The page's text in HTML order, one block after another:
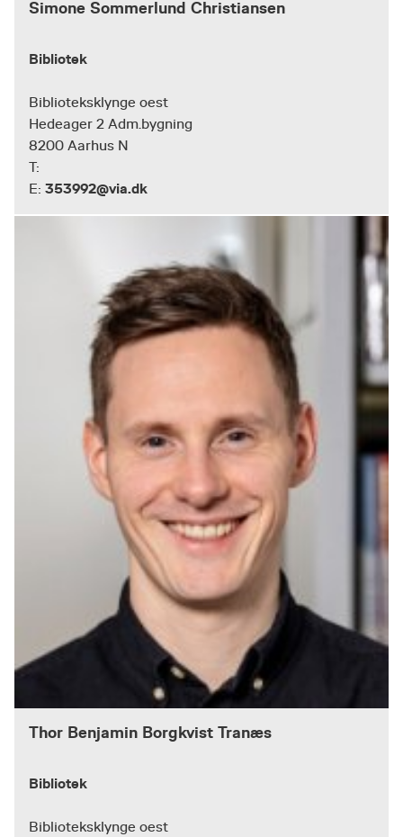
Simone Sommerlund Christiansen
Bibliotek
Biblioteksklynge oest
Hedeager 2 Adm.bygning
8200 Aarhus N
T:
E: 353992@via.dk
Thor Benjamin Borgkvist Tranæs
Bibliotek
Biblioteksklynge oest